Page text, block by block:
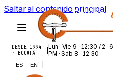
Saltar al contenido principal
DESDE 1994
· BOGOTÁ
Lun-Vie 9-12:30 / 2-6
PM · Sáb 8-12:30
ES EN